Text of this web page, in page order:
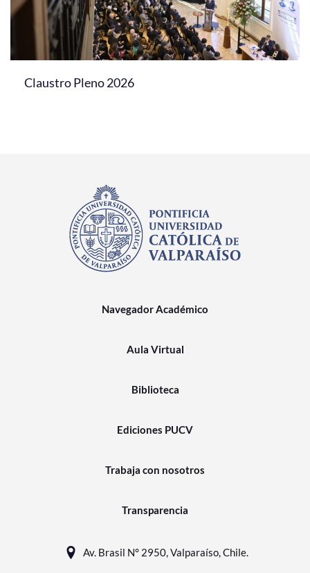
Claustro Pleno 2026
Navegador Académico
Aula Virtual
Biblioteca
Ediciones PUCV
Trabaja con nosotros
Transparencia
Av. Brasil N° 2950, Valparaíso, Chile.